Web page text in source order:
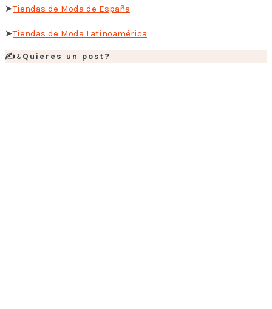
➤Tiendas de Moda de España
➤Tiendas de Moda Latinoamérica
✍️¿Quieres un post?